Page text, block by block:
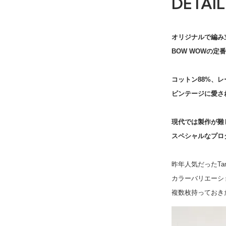
オリジナルで編み
BOW WOWの定
コットン88%、レ
ビンテージに愛さ
現代では製作が
スペシャルなプロ
昨年人気だった
カラーバリエーシ
複数枚持っておき
GRAY / L
8,800円(税